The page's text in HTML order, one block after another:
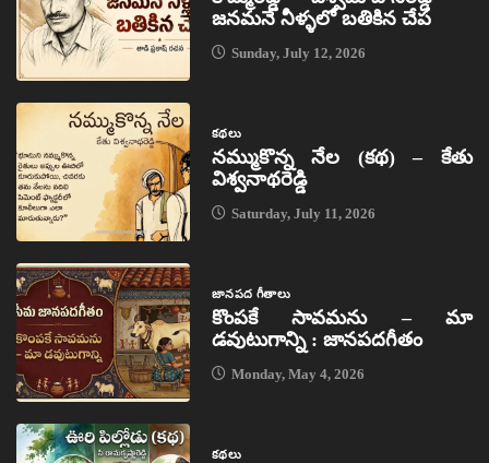
జనమనే నీళ్ళలో బతికిన చేప
Sunday, July 12, 2026
కథలు
నమ్ముకొన్న నేల (కథ) – కేతు
విశ్వనాథరెడ్డి
Saturday, July 11, 2026
జానపద గీతాలు
కొంపకే సావమను – మా
డవుటుగాన్ని : జానపదగీతం
Monday, May 4, 2026
కథలు